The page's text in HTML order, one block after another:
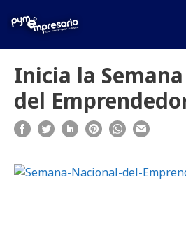
Inicia la
del